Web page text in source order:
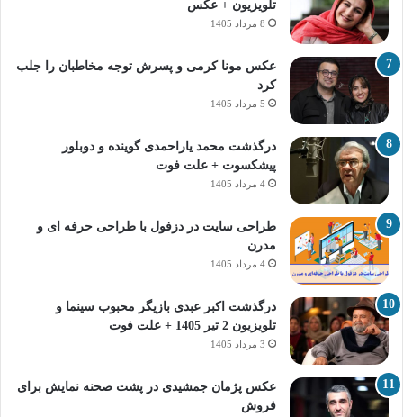
تلویزیون + عکس
8 مرداد 1405
عکس مونا کرمی و پسرش توجه مخاطبان را جلب
کرد
5 مرداد 1405
درگذشت محمد یاراحمدی گوینده و دوبلور
پیشکسوت + علت فوت
4 مرداد 1405
طراحی سایت در دزفول با طراحی حرفه‌ ای و
مدرن
4 مرداد 1405
درگذشت اکبر عبدی بازیگر محبوب سینما و
تلویزیون 2 تیر 1405 + علت فوت
3 مرداد 1405
عکس پژمان جمشیدی در پشت صحنه نمایش برای
فروش